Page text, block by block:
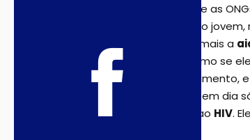
quase nada, porque as
responsabilidade no
sociedade não vê mais a
também não, mesmo se
por crime, atropelamento,
que os jovens hoje em
não dão atenção ao HIV.